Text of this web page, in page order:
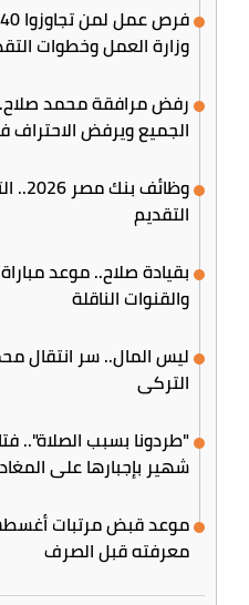
وزارة العمل وخطوات
رفض مرافقة محمد
الجميع ويرفض الاحتراف
التقديم
بقيادة صلاح.. موعد
والقنوات الناقلة
ليس المال.. سر انتقال
التركي
"طردونا بسبب الصلاة"..
شهير بإجبارها على
معرفته قبل الصرف